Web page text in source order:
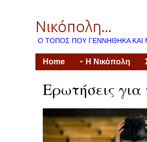
Νικόπολη...
Ο ΤΌΠΟΣ ΠΟΥ ΓΕΝΝΉΘΗΚΑ ΚΑΙ
Home Η Νικόπολη
Ερωτήσεις για